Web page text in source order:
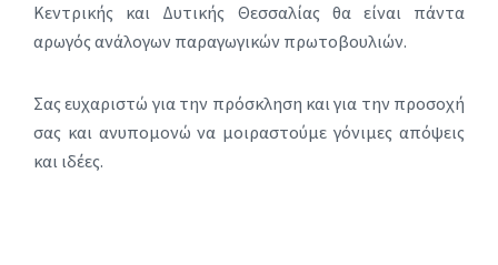
Κεντρικής και Δυτικής Θεσσαλίας θα είναι πάντα
αρωγός ανάλογων παραγωγικών πρωτοβουλιών.
Σας ευχαριστώ για την πρόσκληση και για την προσοχή
σας και ανυπομονώ να μοιραστούμε γόνιμες απόψεις
και ιδέες.